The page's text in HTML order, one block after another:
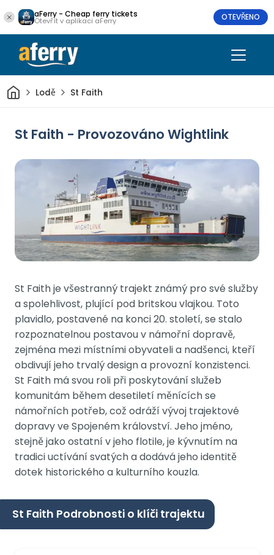
aFerry - Cheap ferry tickets
Otevřít v aplikaci aFerry OTEVŘENO
Domov
Lodě St Faith
St Faith - Provozováno Wightlink
St Faith je všestranný trajekt známý pro své služby
a spolehlivost, plující pod britskou vlajkou. Toto
plavidlo, postavené na konci 20. století, se stalo
rozpoznatelnou postavou v námořní dopravě,
zejména mezi místními obyvateli a nadšenci, kteří
obdivují jeho trvalý design a provozní konzistenci.
St Faith má svou roli při poskytování služeb
komunitám během desetiletí měnících se
námořních potřeb, což odráží vývoj trajektové
dopravy ve Spojeném království. Jeho jméno,
stejně jako ostatní v jeho flotile, je kývnutím na
tradici uctívání svatých a dodává jeho identitě
dotek historického a kulturního kouzla.
St Faith Podrobnosti o klíči trajektu